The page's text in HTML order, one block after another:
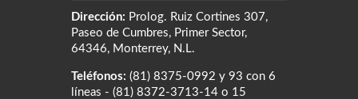
Dirección: Prolog. Ruiz Cortines 307,
Paseo de Cumbres, Primer Sector,
64346, Monterrey, N.L.
Teléfonos: (81) 8375-0992 y 93 con 6
líneas - (81) 8372-3713-14 o 15